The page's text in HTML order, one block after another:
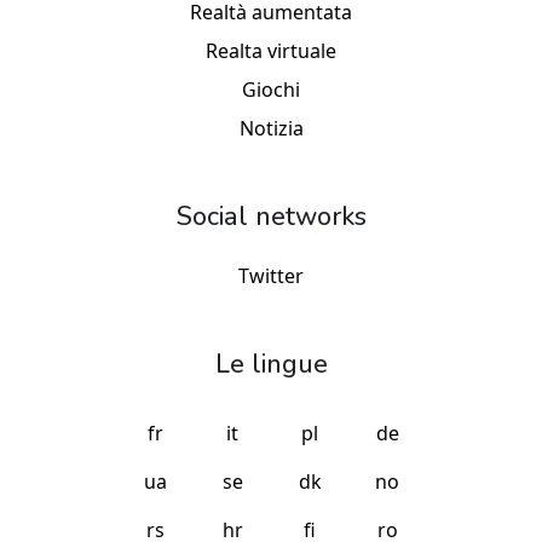
Realtà aumentata
Realta virtuale
Giochi
Notizia
Social networks
Twitter
Le lingue
fr it pl
de
ua
se dk
no
rs
hr fi ro